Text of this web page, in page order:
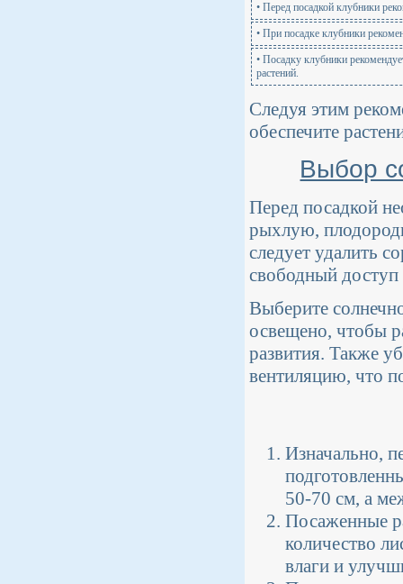
• Перед посадкой клубники
• При посадке клубники
• Посадку клубники
растений.
Следуя этим
обеспечите
Выбор
Перед посадкой
рыхлую,
следует удалить
свободный доступ
Выберите
освещено, чтобы
развития. Также
вентиляцию, что
Изначально,
50-70 см, а
Посаженные
количество
влаги и